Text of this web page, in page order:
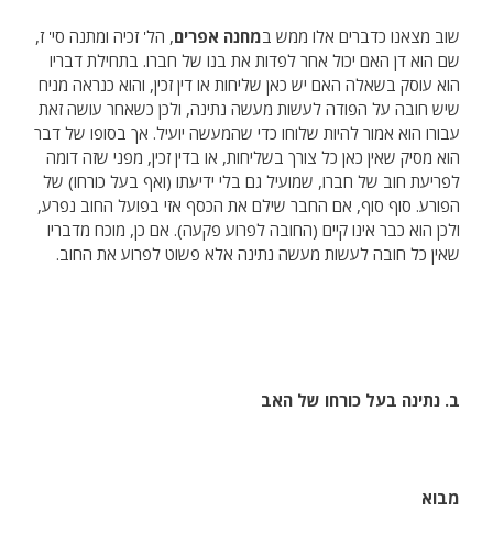
שוב מצאנו כדברים אלו ממש במחנה אפרים, הל' זכיה ומתנה סי' ז,
שם הוא דן האם יכול אחר לפדות את בנו של חברו. בתחילת דבריו
הוא עוסק בשאלה האם יש כאן שליחות או דין זכין, והוא כנראה מניח
שיש חובה על הפודה לעשות מעשה נתינה, ולכן כשאחר עושה זאת
עבורו הוא אמור להיות שלוחו כדי שהמעשה יועיל. אך בסופו של דבר
הוא מסיק שאין כאן כל צורך בשליחות, או בדין זכין, מפני שזה דומה
לפריעת חוב של חברו, שמועיל גם בלי ידיעתו (ואף בעל כורחו) של
הפורע. סוף סוף, אם החבר שילם את הכסף אזי בפועל החוב נפרע,
ולכן הוא כבר אינו קיים (החובה לפרוע פקעה). אם כן, מוכח מדבריו
שאין כל חובה לעשות מעשה נתינה אלא פשוט לפרוע את החוב.
ב. נתינה בעל כורחו של האב
מבוא